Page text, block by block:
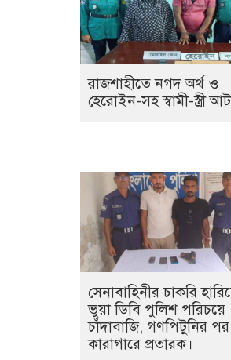
রাজশাহীতে নগদ অর্থ ও
হেরোইন-সহ স্বামী-স্ত্রী
সেনাবাহিনীর চাকরি
ভুয়া ডিবি পুলিশ পরিচয়ে
চাঁদাবাজি, গণপিটুনির পর
কারাগারে প্রতারক।